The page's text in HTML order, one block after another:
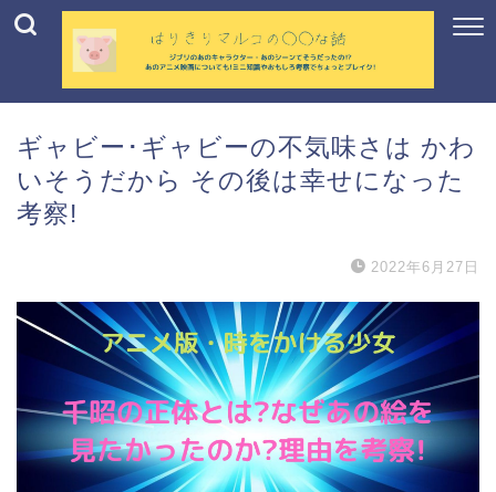
ギャビー･ギャビーの不気味さは かわ
いそうだから その後は幸せになった
考察!
2022年6月27日